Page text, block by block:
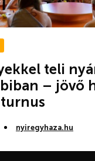
teli
– jövő
nyiregyhaza.hu